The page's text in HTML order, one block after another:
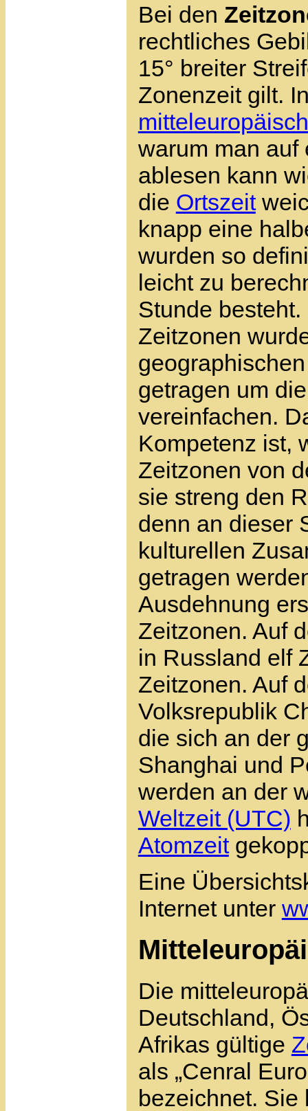
Bei den
rechtliches
15° breiter
Zonenzeit gilt.
warum man auf
ablesen kann
die Ortszeit
knapp eine
wurden so
leicht zu
Stunde
Zeitzonen
getragen um
vereinfachen.
Kompetenz ist,
Zeitzonen von
sie streng den
denn an dieser
kulturellen
getragen
Ausdehnung
Zeitzonen. Auf
in Russland elf
Zeitzonen. Auf
Volksrepublik
die sich an der
Shanghai und
werden an der
Weltzeit (UTC)
Atomzeit
Eine
Internet unter
Die
Deutschland,
Afrikas gültige
als „Cenral
bezeichnet. Sie